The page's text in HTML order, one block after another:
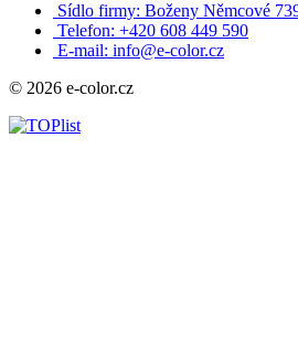
Sídlo firmy: Boženy Němcové
Telefon: +420 608 449 590
E-mail: info@e-color.cz
© 2026 e-color.cz